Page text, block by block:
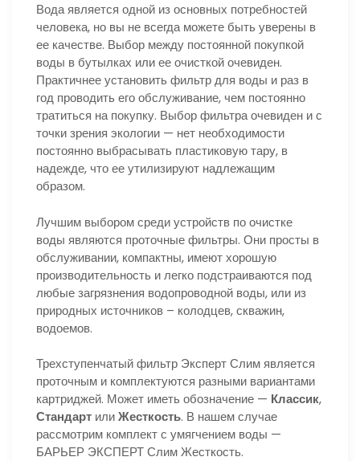
Вода является одной из основных потребностей
человека, но вы не всегда можете быть уверены в
ее качестве. Выбор между постоянной покупкой
воды в бутылках или ее очисткой очевиден.
Практичнее установить фильтр для воды и раз в
год проводить его обслуживание, чем постоянно
тратиться на покупку. Выбор фильтра очевиден и с
точки зрения экологии — нет необходимости
постоянно выбрасывать пластиковую тару, в
надежде, что ее утилизируют надлежащим
образом.
Лучшим выбором среди устройств по очистке
воды являются проточные фильтры. Они просты в
обслуживании, компактны, имеют хорошую
производительность и легко подстраиваются под
любые загрязнения водопроводной воды, или из
природных источников – колодцев, скважин,
водоемов.
Трехступенчатый фильтр Эксперт Слим является
проточным и комплектуются разными вариантами
картриджей. Может иметь обозначение — Классик,
Стандарт илиЖесткость. В нашем случае
рассмотрим комплект с умягчением воды —
БАРЬЕР ЭКСПЕРТ Слим Жесткость.